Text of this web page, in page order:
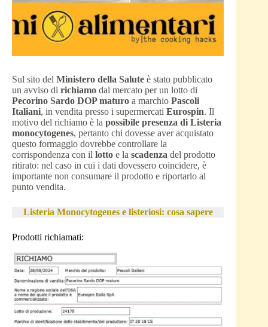
Sul sito del Ministero della Salute è stato pubblicato
un avviso di richiamo dal mercato per un lotto di
Pecorino Sardo DOP maturo a marchio Pascoli
Italiani, in vendita presso i supermercati Eurospin. Il
motivo del richiamo è la possibile presenza di Listeria
monocytogenes, pertanto chi dovesse aver acquistato
questo formaggio dovrebbe controllare la
corrispondenza con il lotto e la scadenza del prodotto
ritirato: nel caso in cui i dati dovessero coincidere, è
importante non consumare il prodotto e riportarlo al
punto vendita.
Listeria Monocytogenes e listeriosi: cosa sapere
Prodotti richiamati: